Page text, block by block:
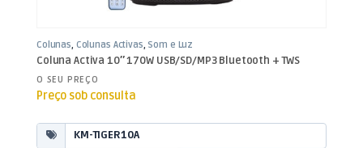
Colunas, Colunas Activas, Som e Luz
Coluna Activa 10″ 170W USB/SD/MP3 Bluetooth + TWS
O SEU PREÇO
Preço sob consulta
KM-TIGER10A